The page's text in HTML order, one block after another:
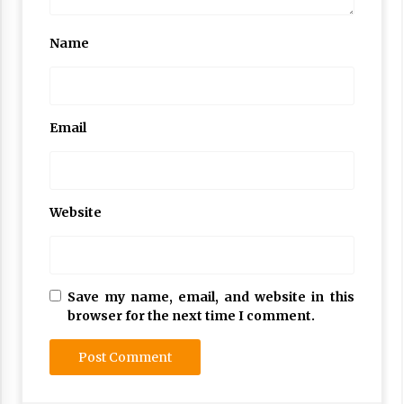
Name
Email
Website
Save my name, email, and website in this
browser for the next time I comment.